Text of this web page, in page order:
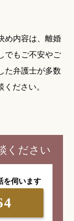
め内容は、離婚
でもご不安やご
た弁護士が多数
ださい。
ください
を伺います